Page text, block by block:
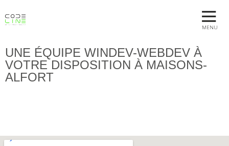
MENU
UNE ÉQUIPE WINDEV-WEBDEV À
VOTRE DISPOSITION À MAISONS-
ALFORT